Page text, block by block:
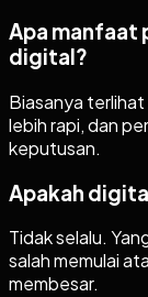
Apa manfaat
digital?
Biasanya
lebih rapi, dan
keputusan.
Apakah
Tidak selalu.
salah memulai
membesar.